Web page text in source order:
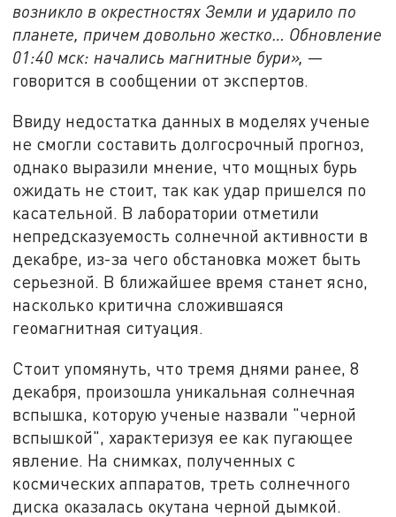
возникло в окрестностях Земли и ударило по
планете, причем довольно жестко… Обновление
01:40 мск: начались магнитные бури», —
говорится в сообщении от экспертов.
Ввиду недостатка данных в моделях ученые
не смогли составить долгосрочный прогноз,
однако выразили мнение, что мощных бурь
ожидать не стоит, так как удар пришелся по
касательной. В лаборатории отметили
непредсказуемость солнечной активности в
декабре, из-за чего обстановка может быть
серьезной. В ближайшее время станет ясно,
насколько критична сложившаяся
геомагнитная ситуация.
Стоит упомянуть, что тремя днями ранее, 8
декабря, произошла уникальная солнечная
вспышка, которую ученые назвали "черной
вспышкой", характеризуя ее как пугающее
явление. На снимках, полученных с
космических аппаратов, треть солнечного
диска оказалась окутана черной дымкой.